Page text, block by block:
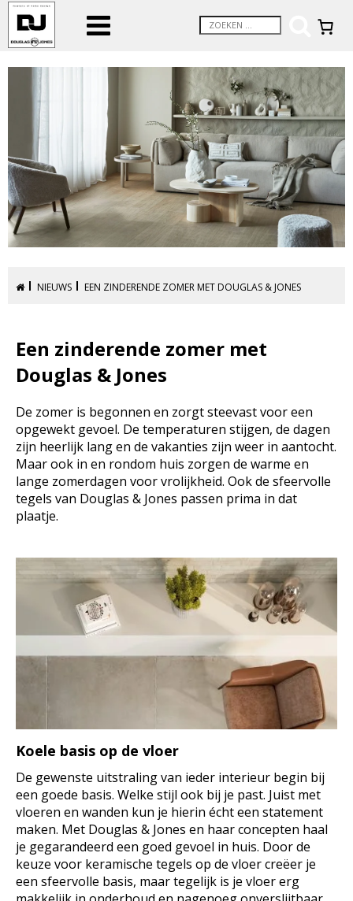
NIEUWS EEN ZINDERENDE ZOMER MET DOUGLAS & JONES
Een zinderende zomer met
Douglas & Jones
De zomer is begonnen en zorgt steevast voor een
opgewekt gevoel. De temperaturen stijgen, de dagen
zijn heerlijk lang en de vakanties zijn weer in aantocht.
Maar ook in en rondom huis zorgen de warme en
lange zomerdagen voor vrolijkheid. Ook de sfeervolle
tegels van Douglas & Jones passen prima in dat
plaatje.
Koele basis op de vloer
De gewenste uitstraling van ieder interieur begin bij
een goede basis. Welke stijl ook bij je past. Juist met
vloeren en wanden kun je hierin écht een statement
maken. Met Douglas & Jones en haar concepten haal
je gegarandeerd een goed gevoel in huis. Door de
keuze voor keramische tegels op de vloer creëer je
een sfeervolle basis, maar tegelijk is je vloer erg